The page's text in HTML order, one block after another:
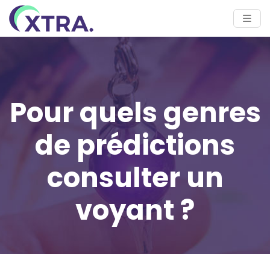
Pour quels genres
de prédictions
consulter un
voyant ?